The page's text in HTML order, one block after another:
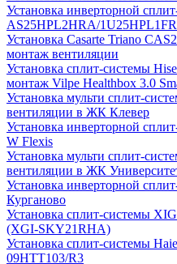
Установка инверторной
AS25HPL2HRA/
Установка Casarte Triano
монтаж вентиляции
Установка сплит-системы
монтаж Vilpe Healthbox 3.0
Установка мульти сплит-
вентиляции в ЖК Клевер
Установка инверторной
W Flexis
Установка мульти сплит-
вентиляции в ЖК
Установка инверторной
Курганово
Установка сплит-системы
(XGI-SKY21RHA)
Установка сплит-системы
09HTT103/R3